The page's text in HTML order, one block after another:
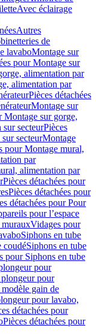
Avec éclairage
Autres
de
lavaboMontage sur
pour Montage sur
alimentation par
alimentation par
Pièces détachées
Montage sur
Montage sur gorge,
secteurPièces
secteurMontage
pour Montage mural,
par
alimentation par
Pièces détachées pour
Pièces détachées pour
détachées pour Pour
pour l’espace
murauxVidages pour
Siphons en tube
coudéSiphons en tube
pour Siphons en tube
pour
plongeur pour
gain de
pour lavabo,
détachées pour
Pièces détachées pour